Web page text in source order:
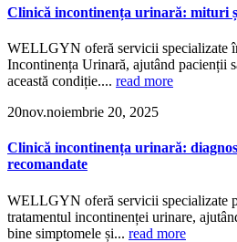
Clinică incontinența urinară: mituri
WELLGYN oferă servicii specializate
Incontinența Urinară, ajutând pacienții
această condiție.... read more
20nov.noiembrie 20, 2025
Clinică incontinența urinară:
recomandate
WELLGYN oferă servicii specializate
tratamentul incontinenței urinare,
bine simptomele și... read more